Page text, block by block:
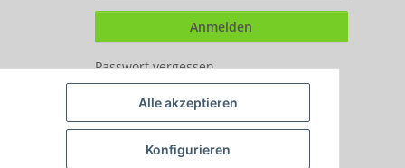
Alle akzeptieren
Konfigurieren
Anmelden
Passwort vergessen